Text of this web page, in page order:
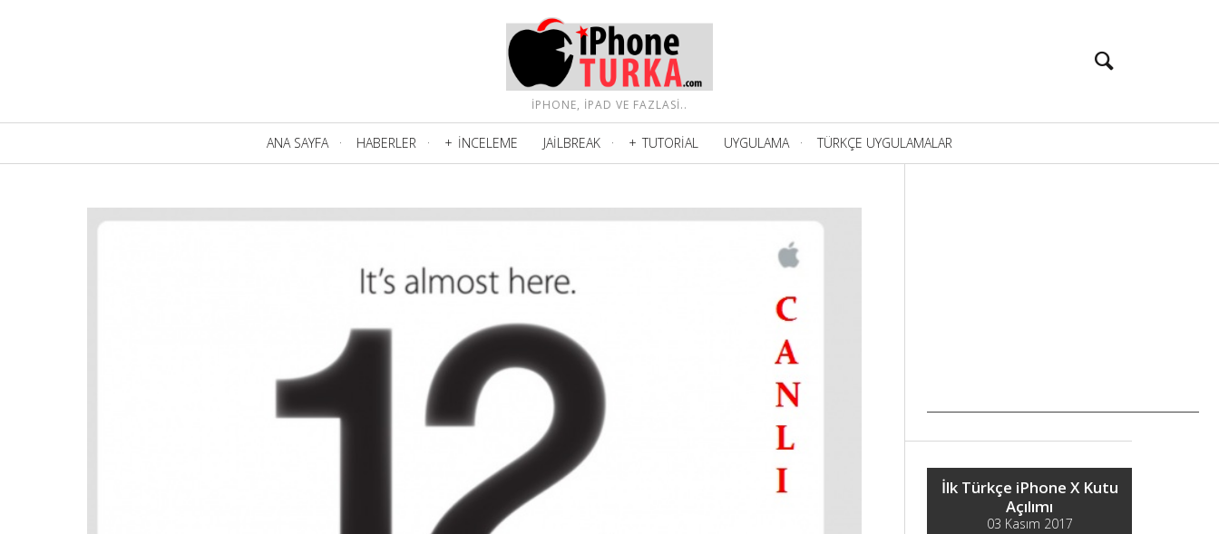
IPHONE, IPAD VE FAZLASI..
Navigasyon
ANA SAYFA HABERLER İNCELEME JAILBREAK TUTORIAL UYGULAMA TÜRKÇE UYGULAMALAR
İlk Türkçe iPhone X Kutu
Açılımı
03 Kasım 2017